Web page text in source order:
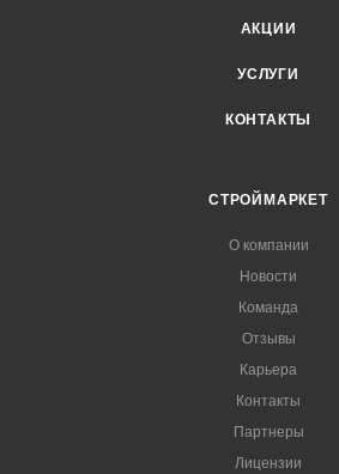
АКЦИИ
УСЛУГИ
КОНТАКТЫ
СТРОЙМАРКЕТ
О компании
Новости
Команда
Отзывы
Карьера
Контакты
Партнеры
Лицензии